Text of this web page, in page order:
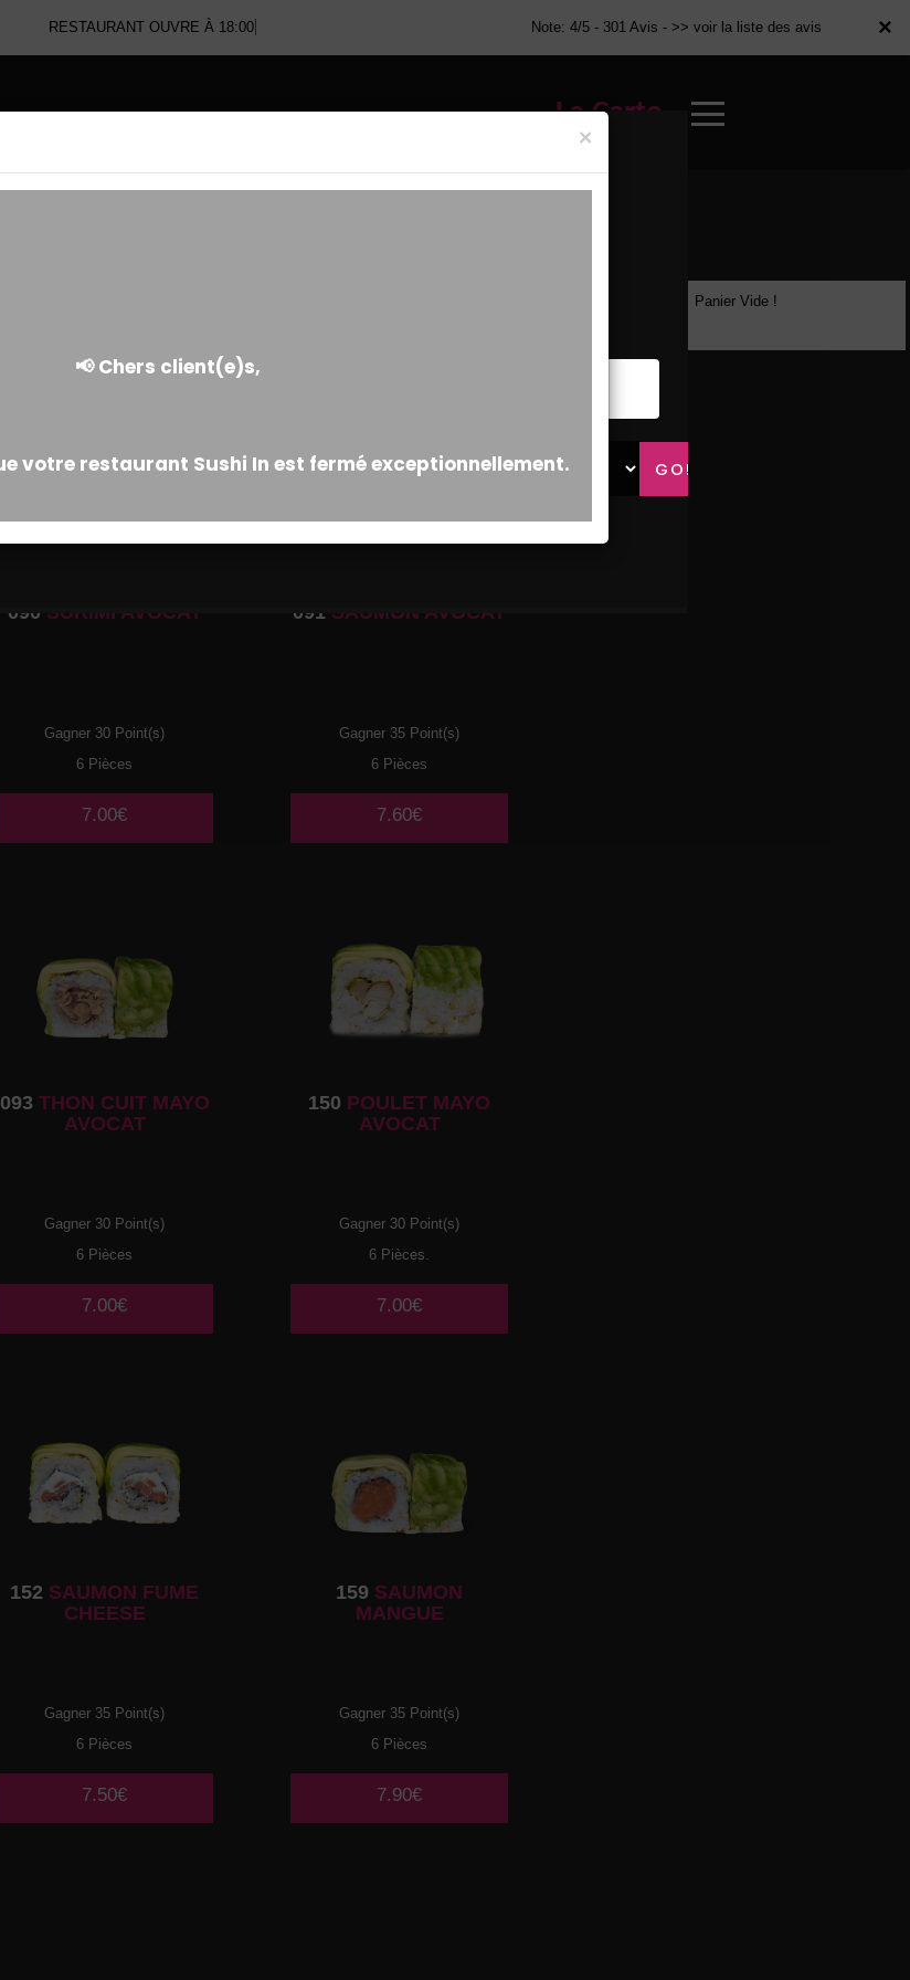
×
RESTAURANT OUVRE À 18:00 Note: 4/5 - 301 Avis - >> voir la liste des avis
La Carte
×
Riz enroulé d'avocat
090 SURIMI AVOCAT
Gagner 30 Point(s)
6 Pièces
7.00€
091 SAUMON AVOCAT
Gagner 35 Point(s)
6 Pièces
7.60€
093 THON CUIT MAYO
AVOCAT
Gagner 30 Point(s)
6 Pièces
7.00€
150 POULET MAYO
AVOCAT
Gagner 30 Point(s)
6 Pièces.
7.00€
152 SAUMON FUME
CHEESE
Gagner 35 Point(s)
6 Pièces
7.50€
159 SAUMON
MANGUE
Gagner 35 Point(s)
6 Pièces
7.90€
Panier Vide !
×